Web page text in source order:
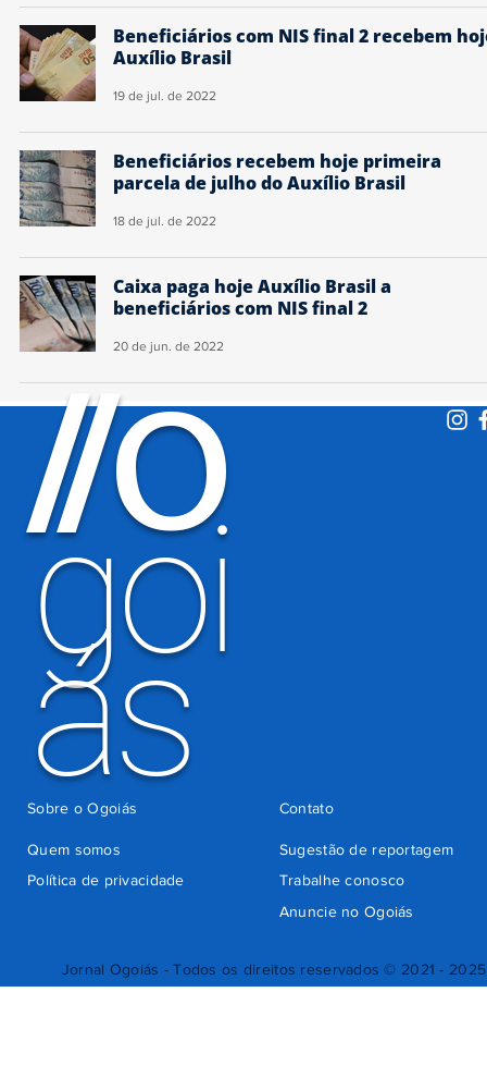
Beneficiários com NIS final 2 recebem
Auxílio Brasil
19 de jul. de 2022
Beneficiários recebem hoje primeira
parcela de julho do Auxílio Brasil
18 de jul. de 2022
Caixa paga hoje Auxílio Brasil a
beneficiários com NIS final 2
20 de jun. de 2022
Jornal Ogoiás - Todos os direitos reservados © 2021 - 2025
//O
goi
ás
Quem somos
Sugestão de reportagem
Trabalhe conosco
Política de privacidade
Anuncie no Ogoiás
Contato
Sobre o Ogoiás